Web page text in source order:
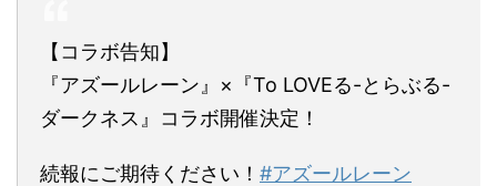
【コラボ告知】
『アズールレーン』×『To LOVEる-とらぶる-
ダークネス』コラボ開催決定！
続報にご期待ください！ #アズールレーン